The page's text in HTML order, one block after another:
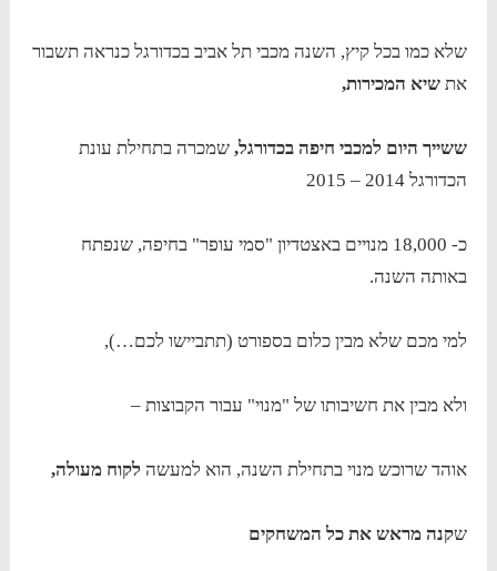
שלא כמו בכל קיץ, השנה מכבי תל אביב בכדורגל כנראה תשבור
אתשיא המכירות,
ששייך היום למכבי חיפה בכדורגל, שמכרה בתחילת עונת
הכדורגל 2014 – 2015
כ- 18,000 מנויים באצטדיון "סמי עופר" בחיפה, שנפתח
באותה השנה.
למי מכם שלא מבין כלום בספורט (תתביישו לכם…),
ולא מבין את חשיבותו של "מנוי" עבור הקבוצות –
אוהד שרוכש מנוי בתחילת השנה, הוא למעשה לקוח מעולה,
שקנה מראש את כל המשחקים